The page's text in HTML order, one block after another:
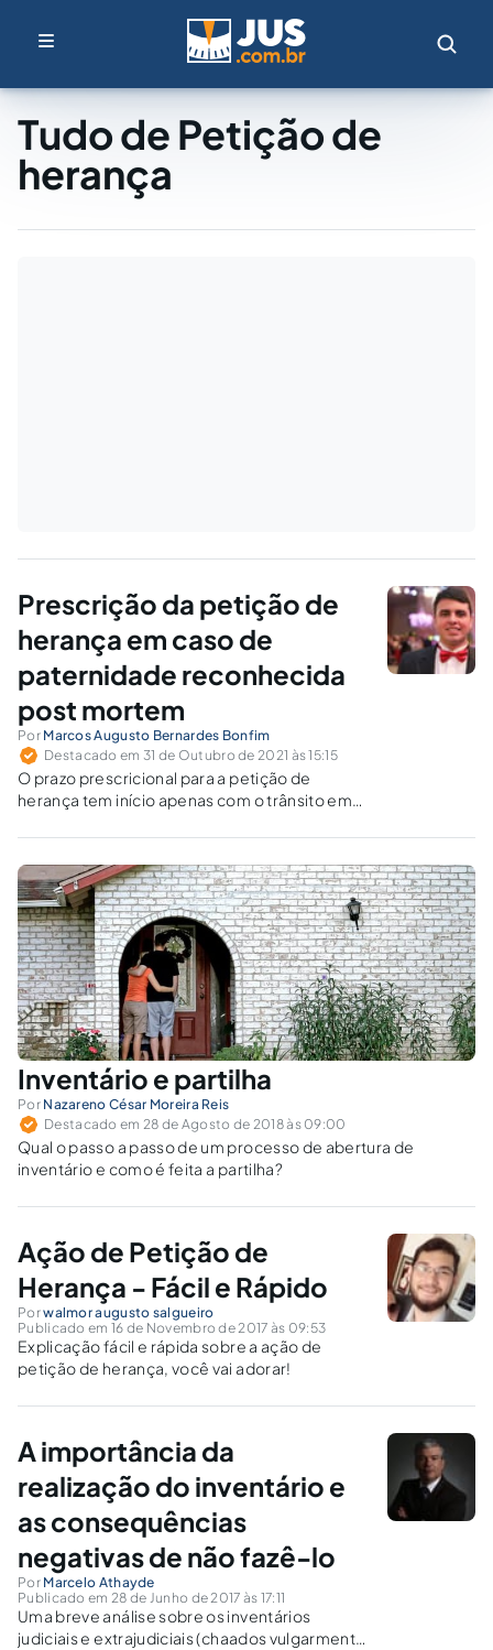
Tudo de Petição de
herança
Prescrição da petição de
herança em caso de
paternidade reconhecida
post mortem
Por Marcos Augusto Bernardes Bonfim
Destacado em 31 de Outubro de 2021 às 15:15
O prazo prescricional para a petição de
herança tem início apenas com o trânsito em
paternidade. O entendimento, no entanto,
pode ser excepcionado à luz das
peculiaridades do caso.
Inventário e partilha
Por Nazareno César Moreira Reis
Destacado em 28 de Agosto de 2018 às 09:00
Qual o passo a passo de um processo de abertura de
inventário e como é feita a partilha?
Ação de Petição de
Herança - Fácil e Rápido
Porwalmor augusto salgueiro
Publicado em 16 de Novembro de 2017 às 09:53
Explicação fácil e rápida sobre a ação de
petição de herança, você vai adorar!
A importância da
realização do inventário e
as consequências
negativas de não fazê-lo
Por Marcelo Athayde
Publicado em 28 de Junho de 2017 às 17:11
Uma breve análise sobre os inventários
judiciais e extrajudiciais (chaados vulgarmente